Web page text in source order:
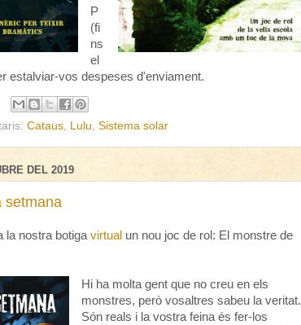
P
(fi
ns
el
estalviar-vos despeses d'enviament.
Cataus Lulu Sistema solar
DEL 2019
setmana
la nostra botigavirtual un nou joc de rol: El monstre de
Hi ha molta gent que no creu en els
monstres, però vosaltres sabeu la veritat.
Són reals i la vostra feina és fer-los